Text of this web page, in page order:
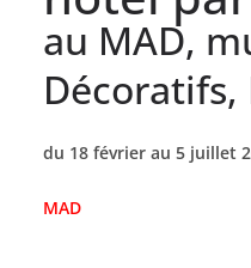
au MAD,
Décoratifs,
du 18 février au 5 juillet
MAD